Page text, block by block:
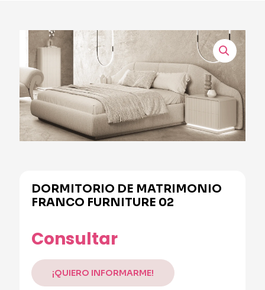
DORMITORIO DE MATRIMONIO
FRANCO FURNITURE 02
Consultar
¡QUIERO INFORMARME!